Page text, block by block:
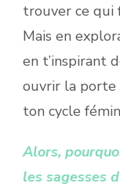
trouver ce qui
Mais en
en t’inspirant
ouvrir la porte
ton cycle
Alors,
les sagesses